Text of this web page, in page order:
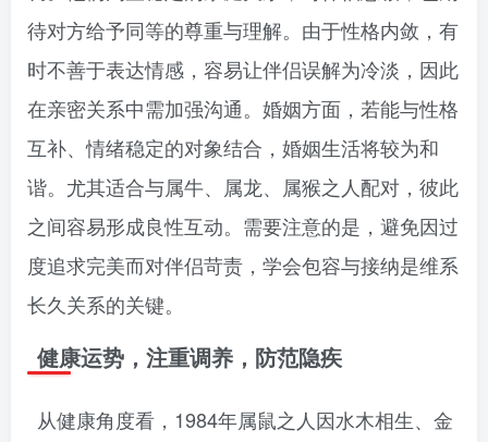
待对方给予同等的尊重与理解。由于性格内敛，有
时不善于表达情感，容易让伴侣误解为冷淡，因此
在亲密关系中需加强沟通。婚姻方面，若能与性格
互补、情绪稳定的对象结合，婚姻生活将较为和
谐。尤其适合与属牛、属龙、属猴之人配对，彼此
之间容易形成良性互动。需要注意的是，避免因过
度追求完美而对伴侣苛责，学会包容与接纳是维系
长久关系的关键。
健康运势，注重调养，防范隐疾
从健康角度看，1984年属鼠之人因水木相生、金